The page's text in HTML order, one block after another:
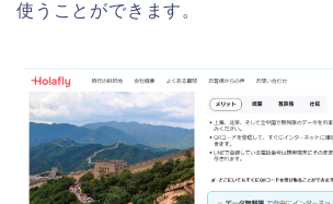
使うことができます。